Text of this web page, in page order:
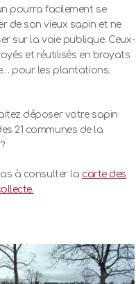
pourra facilement se
de son vieux sapin et ne
sur la voie publique. Ceux-
et réutilisés en broyats
pour les plantations.
déposer votre sapin
21 communes de la
à consulter la carte des